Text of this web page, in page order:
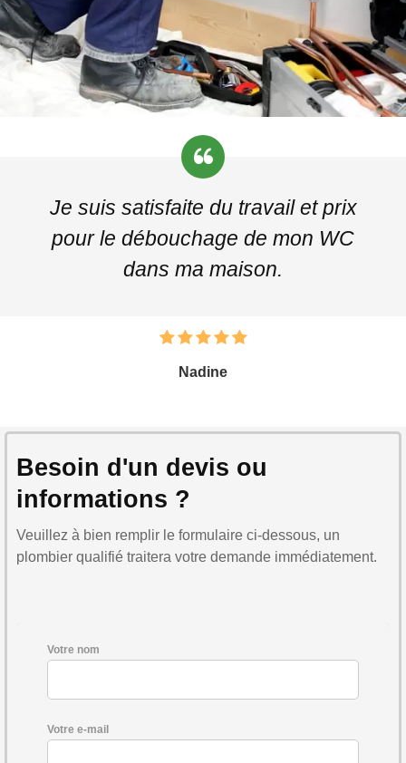
Je suis satisfaite du travail et prix
pour le débouchage de mon WC
dans ma maison.
Nadine
Besoin d'un devis ou
informations ?
Veuillez à bien remplir le formulaire ci-dessous, un
plombier qualifié traitera votre demande immédiatement.
Votre nom
Votre e-mail